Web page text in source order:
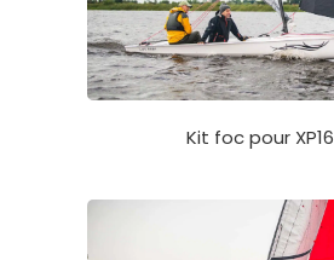
Kit foc pour XP16